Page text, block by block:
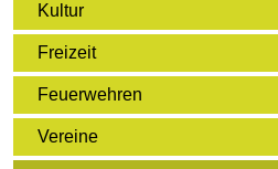
Kultur
Freizeit
Feuerwehren
Vereine